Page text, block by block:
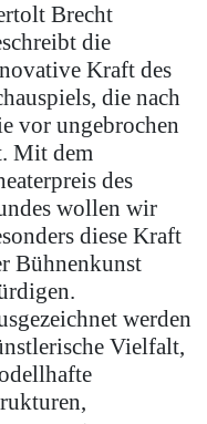
Brecht
die
Kraft des
die nach
vor ungebrochen
Mit dem
des
wollen wir
diese Kraft
Bühnenkunst
werden
Vielfalt,